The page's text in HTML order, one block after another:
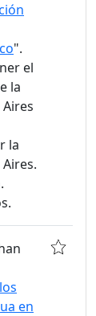
".
el
la
la
en